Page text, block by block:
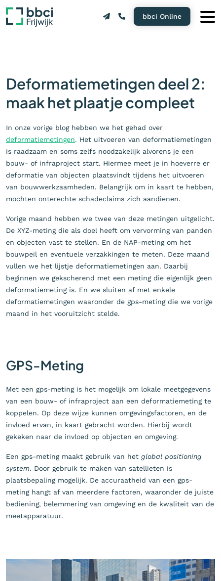
bbci Online
Deformatiemetingen deel 2:
maak het plaatje compleet
In onze vorige blog hebben we het gehad over
deformatiemetingen. Het uitvoeren van deformatiemetingen
is raadzaam en soms zelfs noodzakelijk alvorens je een
bouw- of infraproject start. Hiermee meet je in hoeverre er
deformatie van objecten plaatsvindt tijdens het uitvoeren
van bouwwerkzaamheden. Belangrijk om in kaart te hebben,
mochten onterechte schadeclaims zich aandienen.
Vorige maand hebben we twee van deze metingen uitgelicht.
De XYZ-meting die als doel heeft om vervorming van panden
en objecten vast te stellen. En de NAP-meting om het
bouwpeil en eventuele verzakkingen te meten. Deze maand
vullen we het lijstje deformatiemetingen aan. Daarbij
beginnen we gekscherend met een meting die eigenlijk geen
deformatiemeting is. En we sluiten af met enkele
deformatiemetingen waaronder de gps-meting die we vorige
maand in het vooruitzicht stelde.
GPS-Meting
Met een gps-meting is het mogelijk om lokale meetgegevens
van een bouw- of infraproject aan een deformatiemeting te
koppelen. Op deze wijze kunnen omgevingsfactoren, en de
invloed ervan, in kaart gebracht worden. Hierbij wordt
gekeken naar de invloed op objecten en omgeving.
Een gps-meting maakt gebruik van het global positioning
system. Door gebruik te maken van satellieten is
plaatsbepaling mogelijk. De accuraatheid van een gps-
meting hangt af van meerdere factoren, waaronder de juiste
bediening, belemmering van omgeving en de kwaliteit van de
meetapparatuur.